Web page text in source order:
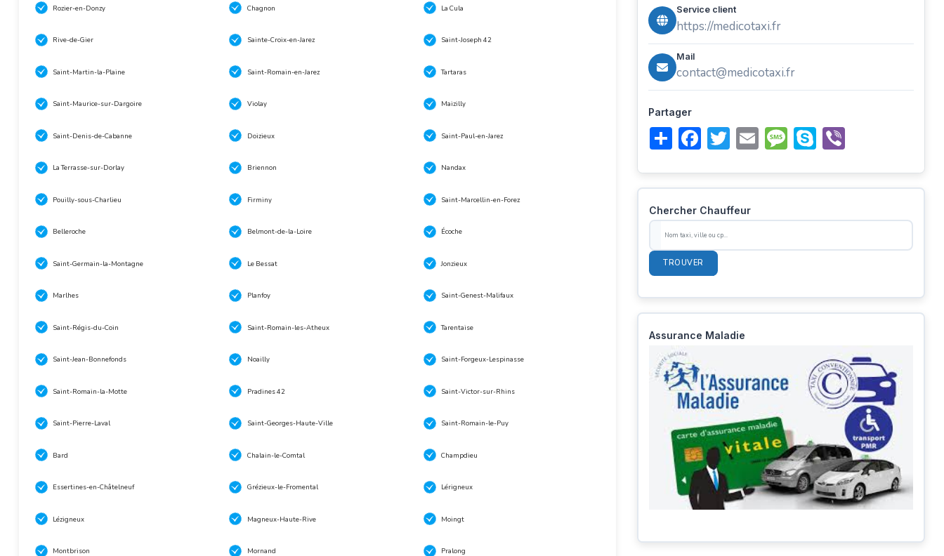
Rozier-en-Donzy Chagnon La Cula
Rive-de-Gier Sainte-Croix-en-Jarez Saint-Joseph 42
Saint-Martin-la-Plaine Saint-Romain-en-Jarez Tartaras
Saint-Maurice-sur-Dargoire Violay Maizilly
Saint-Denis-de-Cabanne Doizieux Saint-Paul-en-Jarez
La Terrasse-sur-Dorlay Briennon Nandax
Pouilly-sous-Charlieu Firminy Saint-Marcellin-en-Forez
Belleroche Belmont-de-la-Loire Écoche
Saint-Germain-la-Montagne Le Bessat Jonzieux
Marlhes Planfoy Saint-Genest-Malifaux
Saint-Régis-du-Coin Saint-Romain-les-Atheux Tarentaise
Saint-Jean-Bonnefonds Noailly Saint-Forgeux-Lespinasse
Saint-Romain-la-Motte Pradines 42 Saint-Victor-sur-Rhins
Saint-Pierre-Laval Saint-Georges-Haute-Ville Saint-Romain-le-Puy
Bard Chalain-le-Comtal Champdieu
Essertines-en-Châtelneuf Grézieux-le-Fromental Lérigneux
Lézigneux Magneux-Haute-Rive Moingt
Montbrison Mornand Pralong
Service client
https://medicotaxi.fr
Mail
contact@medicotaxi.fr
Partager
Share FacebookTwitter Email MessageSkype
Chercher Chauffeur
TROUVER
Assurance Maladie